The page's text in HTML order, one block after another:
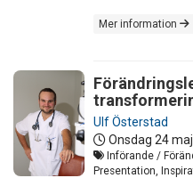
Mer information
Ulf Österstad
Onsdag 24
Införande /
Presentation,